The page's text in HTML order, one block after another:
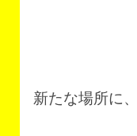
新たな場所に